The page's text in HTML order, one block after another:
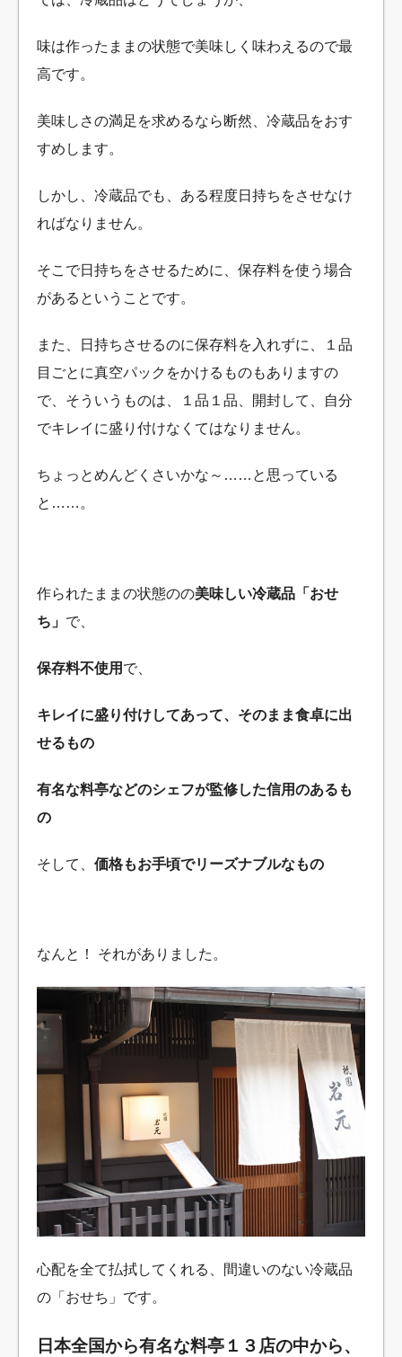
味は作ったままの状態で美味しく味わえるので最
高です。
美味しさの満足を求めるなら断然、冷蔵品をおす
すめします。
しかし、冷蔵品でも、ある程度日持ちをさせなけ
ればなりません。
そこで日持ちをさせるために、保存料を使う場合
があるということです。
また、日持ちさせるのに保存料を入れずに、１品
目ごとに真空パックをかけるものもありますの
で、そういうものは、１品１品、開封して、自分
でキレイに盛り付けなくてはなりません。
ちょっとめんどくさいかな～……と思っている
と……。
作られたままの状態のの美味しい冷蔵品「おせ
ち」 で、
保存料不使用 で、
キレイに盛り付けしてあって、そのまま食卓に出
せるもの
有名な料亭などのシェフが監修した信用のあるも
の
そして、 価格もお手頃でリーズナブルなもの
なんと！ それがありました。
心配を全て払拭してくれる、間違いのない冷蔵品
の「おせち」です。
日本全国から有名な料亭１３店の中から、